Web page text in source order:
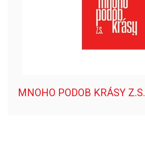
MNOHO PODOB KRÁSY Z.S.